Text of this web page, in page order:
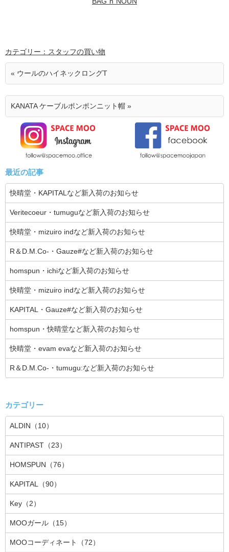
カテゴリー：スタッフの買い物
« ウールのハイネックロングT
KANATA ケーブルポンポンニット帽 »
最近の記事
快晴堂・KAPITALなど新入荷のお知らせ
Veritecoeur・tumuguなど新入荷のお知らせ
快晴堂・mizuiro indなど新入荷のお知らせ
R＆D.M.Co-・Gauze#など新入荷のお知らせ
homspun・ichiなど新入荷のお知らせ
快晴堂・mizuiro indなど新入荷のお知らせ
KAPITAL・Gauze#など新入荷のお知らせ
homspun・快晴堂など新入荷のお知らせ
快晴堂・evam evaなど新入荷のお知らせ
R＆D.M.Co-・tumugu:など新入荷のお知らせ
カテゴリー
ALDIN（10）
ANTIPAST（23）
HOMSPUN（76）
KAPITAL（90）
Key（2）
MOOガール（15）
MOOコーディネート（72）